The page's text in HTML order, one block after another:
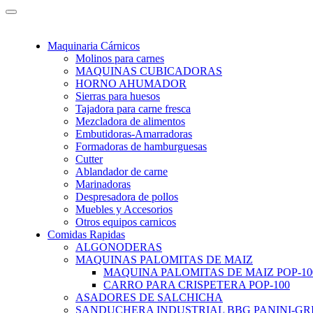
Maquinaria Cárnicos
Molinos para carnes
MAQUINAS CUBICADORAS
HORNO AHUMADOR
Sierras para huesos
Tajadora para carne fresca
Mezcladora de alimentos
Embutidoras-Amarradoras
Formadoras de hamburguesas
Cutter
Ablandador de carne
Marinadoras
Despresadora de pollos
Muebles y Accesorios
Otros equipos carnicos
Comidas Rapidas
ALGONODERAS
MAQUINAS PALOMITAS DE MAIZ
MAQUINA PALOMITAS DE MAIZ POP-
CARRO PARA CRISPETERA POP-100
ASADORES DE SALCHICHA
SANDUCHERA INDUSTRIAL BBG PANINI-